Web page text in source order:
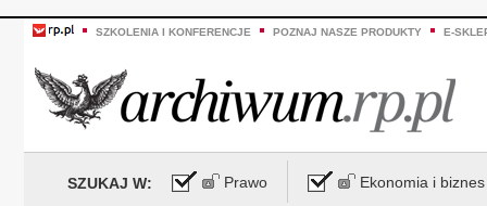
SZKOLENIA I KONFERENCJE POZNAJ NASZE PRODUKTY E-
SZUKAJ W: Prawo Ekonomia i biznes